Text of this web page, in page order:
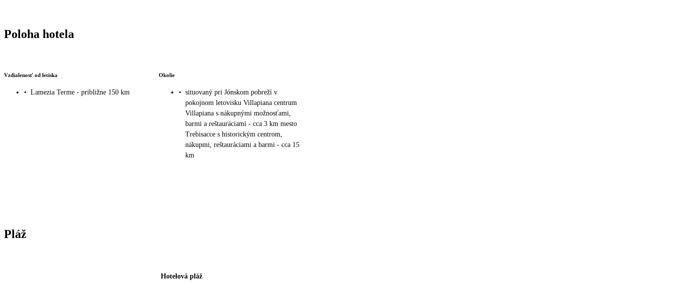
Poloha hotela
Vzdialenosť od letiska
• Lamezia Terme - približne 150 km
Okolie
• situovaný pri Jónskom pobreží v
pokojnom letovisku Villapiana centrum
Villapiana s nákupnými možnosťami,
barmi a reštauráciami - cca 3 km mesto
Trebisacce s historickým centrom,
nákupmi, reštauráciami a barmi - cca 15
km
Pláž
Hotelová pláž